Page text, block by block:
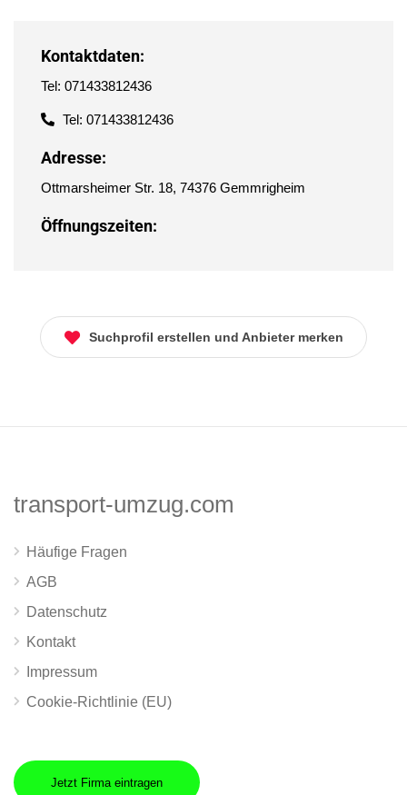
Kontaktdaten:
Tel: 071433812436
Tel: 071433812436
Adresse:
Ottmarsheimer Str. 18, 74376 Gemmrigheim
Öffnungszeiten:
Suchprofil erstellen und Anbieter merken
transport-umzug.com
Häufige Fragen
AGB
Datenschutz
Kontakt
Impressum
Cookie-Richtlinie (EU)
Jetzt Firma eintragen